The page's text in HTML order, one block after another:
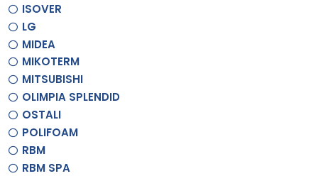
ISOVER
LG
MIDEA
MIKOTERM
MITSUBISHI
OLIMPIA SPLENDID
OSTALI
POLIFOAM
RBM
RBM SPA